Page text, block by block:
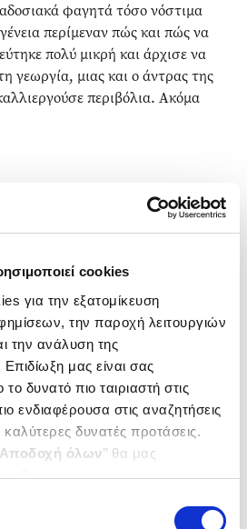
cookies
για την εξατομίκευση
την παροχή λειτουργιών
την ανάλυση της
μας είναι σας
δυνατό πιο ταιριαστή στις
ενδιαφέρουσα στις αναζητήσεις
δυνατές προτάσεις.
Αποδοχή όλων’’ θα μας
στα παραπάνω.
από τα παρακάτω με την
φαγητά τόσο νόστιμα
περίμεναν πώς και πώς να
πολύ μικρή και άρχισε να
γεωργία, μιας και ο άντρας της
περιβόλια. Ακόμα
με τα προϊόντα της
χρόνια, λοιπόν, με έμπνευση
Η κουζίνα έγινε το
αγροί ο παράδεισός της.
από 1 προϊόντα
Δημοτικότητα